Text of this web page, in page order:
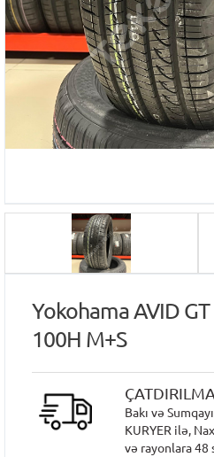
Yokohama AVID
100H M+S
Bakı və
KURYER ilə,
və rayonlara 48